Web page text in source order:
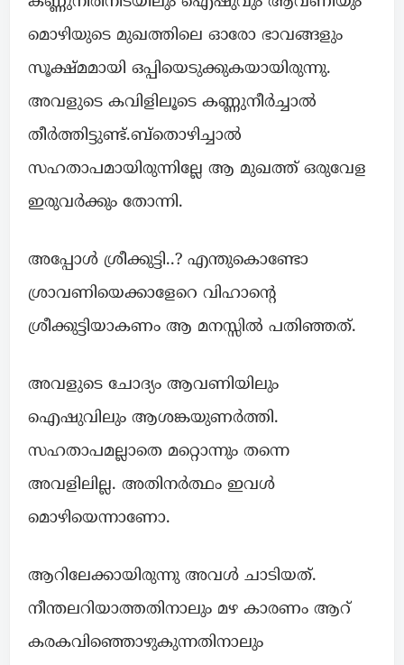
മൊഴിയുടെ മുഖത്തിലെ ഓരോ ഭാവങ്ങളും
സൂക്ഷ്മമായി ഒപ്പിയെടുക്കുകയായിരുന്നു.
അവളുടെ കവിളിലൂടെ കണ്ണുനീർച്ചാൽ
തീർത്തിട്ടുണ്ട്.ബ്തൊഴിച്ചാൽ
സഹതാപമായിരുന്നില്ലേ ആ മുഖത്ത് ഒരുവേള
ഇരുവർക്കും തോന്നി.
അപ്പോൾ ശ്രീക്കുട്ടി..? എന്തുകൊണ്ടോ
ശ്രാവണിയെക്കാളേറെ വിഹാന്റെ
ശ്രീക്കുട്ടിയാകണം ആ മനസ്സിൽ പതിഞ്ഞത്.
അവളുടെ ചോദ്യം ആവണിയിലും
ഐഷുവിലും ആശങ്കയുണർത്തി.
സഹതാപമല്ലാതെ മറ്റൊന്നും തന്നെ
അവളിലില്ല. അതിനർത്ഥം ഇവൾ
മൊഴിയെന്നാണോ.
ആറിലേക്കായിരുന്നു അവൾ ചാടിയത്.
നീന്തലറിയാത്തതിനാലും മഴ കാരണം ആറ്
കരകവിഞ്ഞൊഴുകുന്നതിനാലും